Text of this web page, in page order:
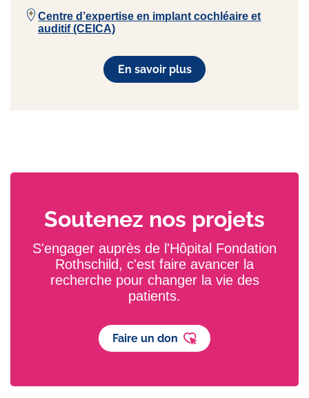
Centre d’expertise en implant cochléaire et
auditif (CEICA)
En savoir plus
Soutenez nos projets
S'engager auprès de l'Hôpital Fondation
Rothschild, c'est faire avancer la
recherche pour changer la vie des
patients.
Faire un don